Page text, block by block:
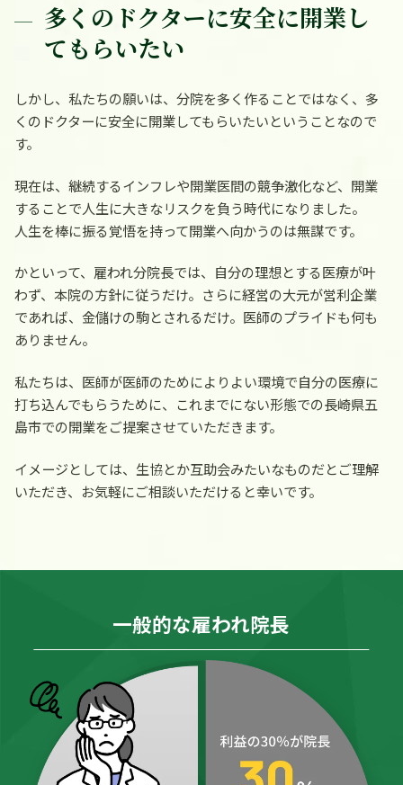
多くのドクターに安全に開業し
てもらいたい
しかし、私たちの願いは、分院を多く作ることではなく、多
くのドクターに安全に開業してもらいたいということなので
す。
現在は、継続するインフレや開業医間の競争激化など、開業
することで人生に大きなリスクを負う時代になりました。
人生を棒に振る覚悟を持って開業へ向かうのは無謀です。
かといって、雇われ分院長では、自分の理想とする医療が叶
わず、本院の方針に従うだけ。さらに経営の大元が営利企業
であれば、金儲けの駒とされるだけ。医師のプライドも何も
ありません。
私たちは、医師が医師のためによりよい環境で自分の医療に
打ち込んでもらうために、これまでにない形態での長崎県五
島市での開業をご提案させていただきます。
イメージとしては、生協とか互助会みたいなものだとご理解
いただき、お気軽にご相談いただけると幸いです。
一般的な雇われ院長